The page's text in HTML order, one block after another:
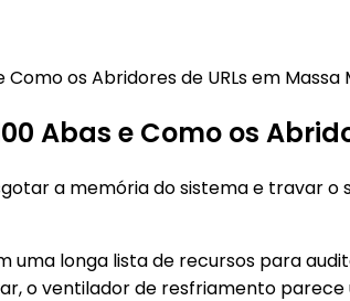
Como os Abridores de URLs em
Abas e Como os
a memória do sistema e travar o
uma longa lista de recursos para
o ventilador de resfriamento